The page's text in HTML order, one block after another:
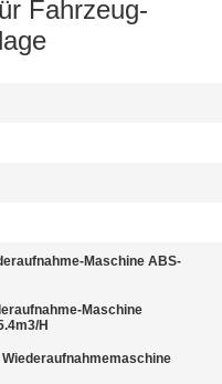
Fahrzeug-
Maschine ABS-
Maschine
H